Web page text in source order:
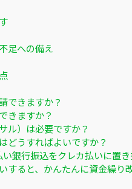
足への備え
できますか？
きますか？
ル）は必要ですか？
どうすればよいですか？
銀行振込をクレカ払いに置
すると、かんたんに資金繰り